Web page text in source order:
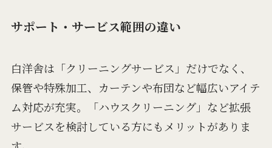
サポート・サービス範囲の違い
白洋舎は「クリーニングサービス」だけでなく、
保管や特殊加工、カーテンや布団など幅広いアイテ
ム対応が充実。「ハウスクリーニング」など拡張
サービスを検討している方にもメリットがありま